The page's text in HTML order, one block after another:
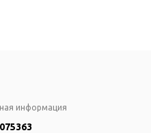
информация